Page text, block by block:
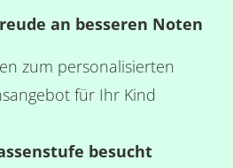
an besseren Noten
zum personalisierten
für Ihr Kind
besucht